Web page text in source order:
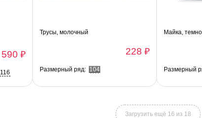
590 ₽
116
Трусы, молочный
228 ₽
Размерный ряд: 104
Майка,
Размерный
Загрузить ещё 16 из 18